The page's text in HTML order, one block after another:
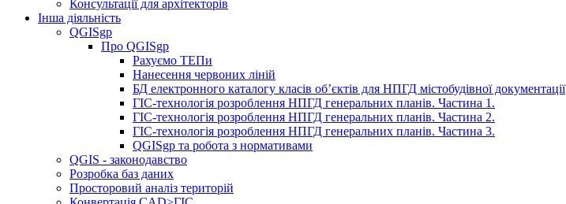
Консультації для архітекторів
Інша діяльність
QGISgp
Про QGISgp
Рахуємо ТЕПи
Нанесення червоних ліній
БД електронного каталогу класів об’єктів для НПГД містобудівної документації
ГІС-технологія розроблення НПГД генеральних планів. Частина 1.
ГІС-технологія розроблення НПГД генеральних планів. Частина 2.
ГІС-технологія розроблення НПГД генеральних планів. Частина 3.
QGISgp та робота з нормативами
QGIS - законодавство
Розробка баз даних
Просторовий аналіз територій